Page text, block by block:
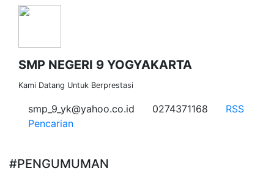
SMP NEGERI 9 YOGYAKARTA
Kami Datang Untuk Berprestasi
smp_9_yk@yahoo.co.id 0274371168
RSS
Pencarian
#PENGUMUMAN